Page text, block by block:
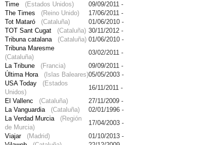
Time (Estados Unidos)
09/09/2011 -
The Times (Reino Unido)
17/06/2011 -
Tot Mataró (Cataluña)
01/06/2010 -
TOT Sant Cugat (Cataluña) 30/11/2012 -
Tribuna catalana (Cataluña) 01/06/2010 -
Tribuna Maresme
(Cataluña)
03/02/2011 -
La Tribune (Francia)
09/09/2011 -
Última Hora (Islas Baleares)05/05/2003 -
USA Today (Estados
Unidos)
16/11/2011 -
El Vallenc (Cataluña)
27/11/2009 -
La Vanguardia (Cataluña)
02/01/1996 -
La Verdad Murcia (Región
de Murcia)
17/04/2003 -
Viajar (Madrid)
01/10/2013 -